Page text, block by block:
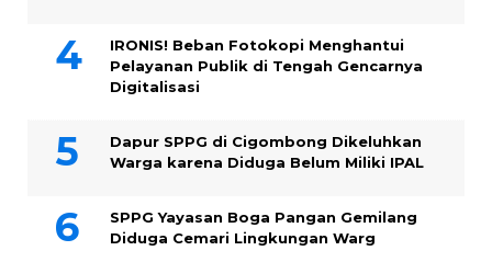
IRONIS! Beban Fotokopi Menghantui
Pelayanan Publik di Tengah Gencarnya
Digitalisasi
Dapur SPPG di Cigombong Dikeluhkan
Warga karena Diduga Belum Miliki IPAL
SPPG Yayasan Boga Pangan Gemilang
Diduga Cemari Lingkungan Warg